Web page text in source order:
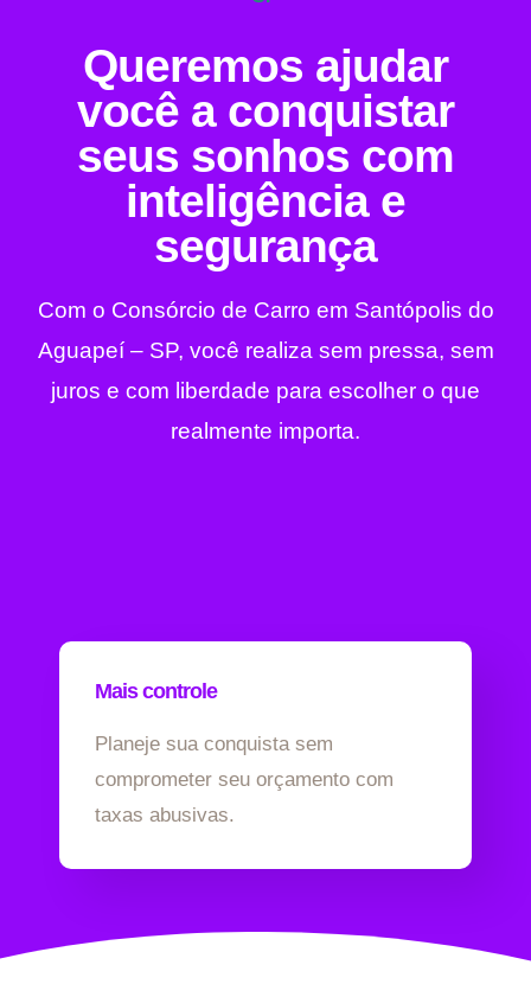
Queremos ajudar
você a conquistar
seus sonhos com
inteligência e
segurança
Com o Consórcio de Carro em Santópolis do
Aguapeí – SP, você realiza sem pressa, sem
juros e com liberdade para escolher o que
realmente importa.
Mais controle
Planeje sua conquista sem
comprometer seu orçamento com
taxas abusivas.